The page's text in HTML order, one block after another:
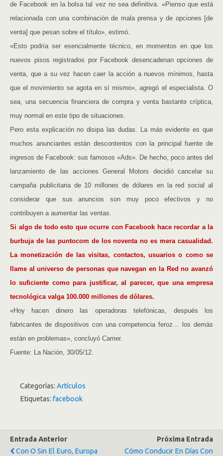
de Facebook en la bolsa tal vez no sea definitiva. «Pienso que está
relacionada con una combinación de mala prensa y de opciones [de
venta] que pesan sobre el título», estimó.
«Esto podría ser esencialmente técnico, en momentos en que los
nuevos pisos registrados por Facebook desencadenan opciones de
venta, que a su vez hacen caer la acción a nuevos mínimos, hasta
que el movimiento se agota en sí mismo», agregó el especialista. O
sea, una secuencia financiera de compra y venta bastante críptica,
muy normal en este tipo de situaciones.
Pero esta explicación no disipa las dudas. La más evidente es que
muchos anunciantes están descontentos con la principal fuente de
ingresos de Facebook: sus famosos «Ads». De hecho, poco antes del
lanzamiento de las acciones General Motors decidió cancelar su
campaña publicitaria de 10 millones de dólares en la red social al
considerar que sus anuncios son muy poco efectivos y no
contribuyen a aumentar las ventas.
Si algo de todo esto que ocurre con Facebook hace recordar a la
burbuja de las puntocom de los noventa no es mera casualidad.
La monetización de las visitas, contactos, usuarios o como se
llame al universo de personas que navegan en la Red no avanzó
lo suficiente como para justificar, al parecer, que una empresa
tecnológica valga 100.000 millones de dólares.
«Hoy hacen dinero las operadoras telefónicas, después los
fabricantes de dispositivos con una competencia feroz… los demás
están en problemas», concluyó Carrier.
Fuente: La Nación, 30/05/12.
Categorías: Artículos
Etiquetas: facebook
Entrada Anterior
Con O Sin El Euro, Europa
Próxima Entrada
Cómo Conducir En Días Con